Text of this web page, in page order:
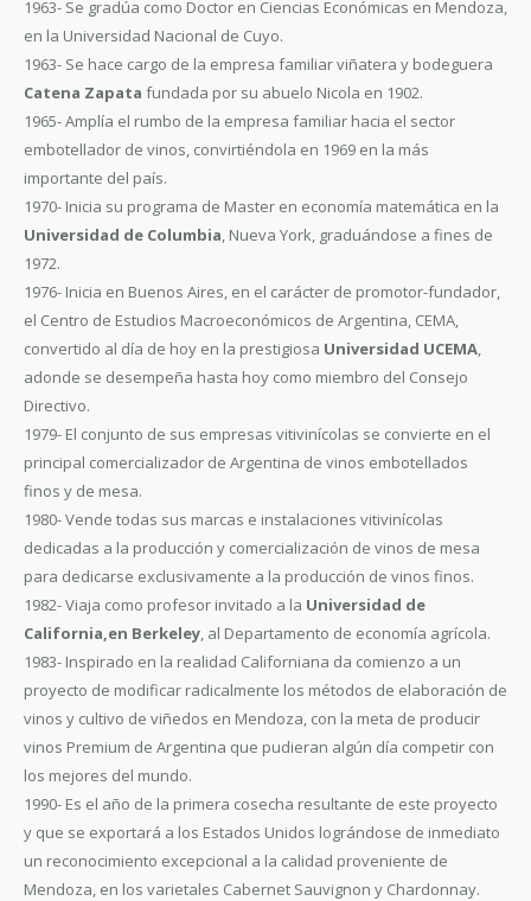
1963- Se gradúa como Doctor en Ciencias Económicas en Mendoza,
en la Universidad Nacional de Cuyo.
1963- Se hace cargo de la empresa familiar viñatera y bodeguera
Catena Zapata fundada por su abuelo Nicola en 1902.
1965- Amplía el rumbo de la empresa familiar hacia el sector
embotellador de vinos, convirtiéndola en 1969 en la más
importante del país.
1970- Inicia su programa de Master en economía matemática en la
Universidad de Columbia, Nueva York, graduándose a fines de
1972.
1976- Inicia en Buenos Aires, en el carácter de promotor-fundador,
el Centro de Estudios Macroeconómicos de Argentina, CEMA,
convertido al día de hoy en la prestigiosa Universidad UCEMA,
adonde se desempeña hasta hoy como miembro del Consejo
Directivo.
1979- El conjunto de sus empresas vitivinícolas se convierte en el
principal comercializador de Argentina de vinos embotellados
finos y de mesa.
1980- Vende todas sus marcas e instalaciones vitivinícolas
dedicadas a la producción y comercialización de vinos de mesa
para dedicarse exclusivamente a la producción de vinos finos.
1982- Viaja como profesor invitado a la Universidad de
California,en Berkeley, al Departamento de economía agrícola.
1983- Inspirado en la realidad Californiana da comienzo a un
proyecto de modificar radicalmente los métodos de elaboración de
vinos y cultivo de viñedos en Mendoza, con la meta de producir
vinos Premium de Argentina que pudieran algún día competir con
los mejores del mundo.
1990- Es el año de la primera cosecha resultante de este proyecto
y que se exportará a los Estados Unidos lográndose de inmediato
un reconocimiento excepcional a la calidad proveniente de
Mendoza, en los varietales Cabernet Sauvignon y Chardonnay.